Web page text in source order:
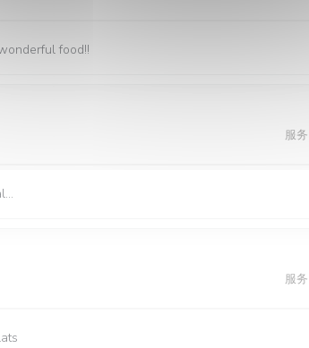
food!!
服务
服务